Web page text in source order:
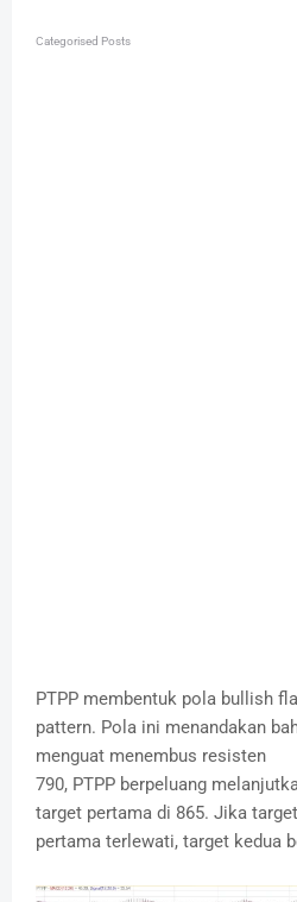
Categorised Posts
PTPP membentuk pola bullish
pattern. Pola ini menandakan
menguat menembus resisten
790, PTPP berpeluang
target pertama di 865. Jika target
pertama terlewati, target kedua